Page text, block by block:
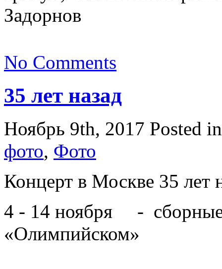
Задорнов
No Comments
35 лет назад
Ноябрь 9th, 2017 Posted
фото, Фото
Концерт в Москве 35 лет
4 - 14 ноября - сборные
«Олимпийском»